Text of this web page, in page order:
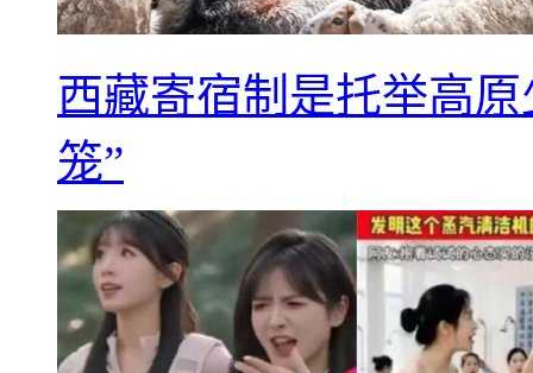
西藏寄宿制是托举高
笼”